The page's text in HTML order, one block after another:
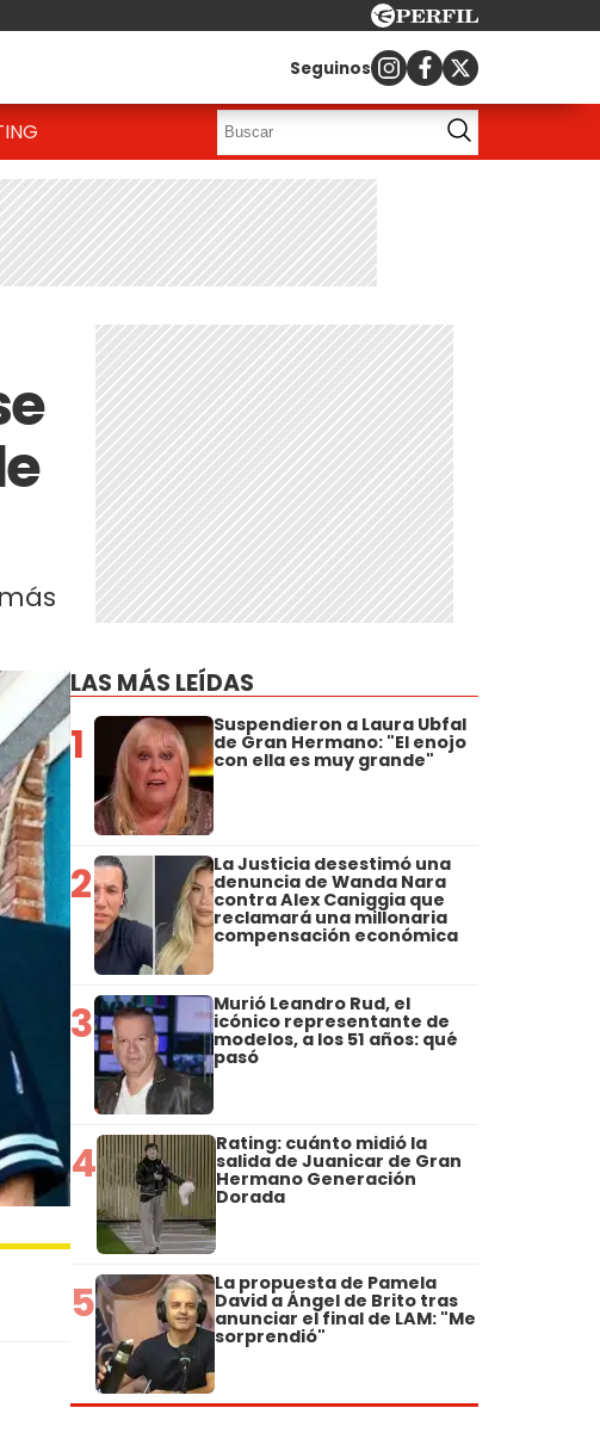
Seguinos
LAS MÁS LEÍDAS
1 Suspendieron a Laura Ubfal
de Gran Hermano: "El enojo
con ella es muy grande"
2 La Justicia desestimó una
denuncia de Wanda Nara
contra Alex Caniggia que
reclamará una millonaria
compensación económica
3 Murió Leandro Rud, el
icónico representante de
modelos, a los 51 años: qué
pasó
4 Rating: cuánto midió la
salida de Juanicar de Gran
Hermano Generación
Dorada
5 La propuesta de Pamela
David a Ángel de Brito tras
anunciar el final de LAM: "Me
sorprendió"